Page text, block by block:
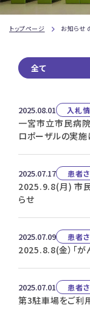
トップページ お知らせ
2025.08.01 入札
一宮市立市民病
ロポーザルの実施
2025.07.17 患者
2025.9.8(月) 市
らせ
2025.07.09 患者
2025.8.8(金）「が
2025.07.01 患者
第3駐車場をご利